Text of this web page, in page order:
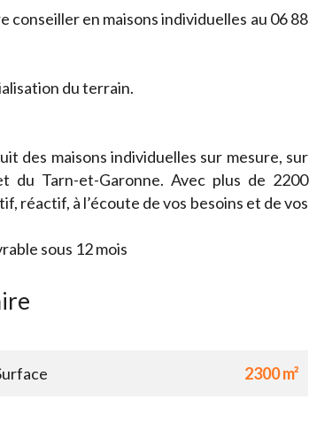
en maisons individuelles au 06 88
du terrain.
des maisons individuelles sur mesure, sur
du Tarn-et-Garonne. Avec plus de 2200
réactif, à l’écoute de vos besoins et de vos
sous 12 mois
2300 m²